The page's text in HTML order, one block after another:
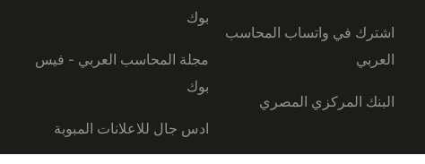
اشترك في واتساب المحاسب
العربي
البنك المركزي المصري
بوك
مجلة المحاسب العربي - فيس
بوك
ادس جال للاعلانات المبوبة